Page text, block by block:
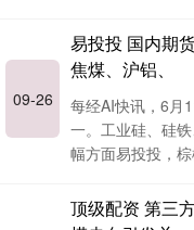
09-26
易投投 国内期
焦煤、沪铝、
每经AI快讯，6月
一。工业硅、硅
幅方面易投投，
顶级配资 第三